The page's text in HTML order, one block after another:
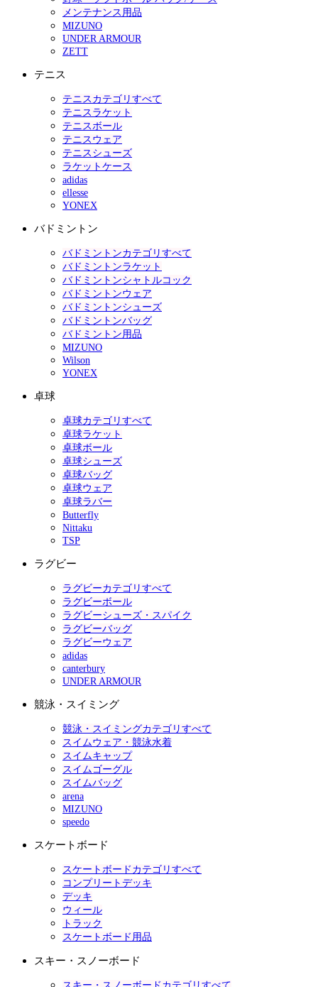
メンテナンス用品
MIZUNO
UNDER ARMOUR
ZETT
テニス
テニスカテゴリすべて
テニスラケット
テニスボール
テニスウェア
テニスシューズ
ラケットケース
adidas
ellesse
YONEX
バドミントン
バドミントンカテゴリすべて
バドミントンラケット
バドミントンシャトルコック
バドミントンウェア
バドミントンシューズ
バドミントンバッグ
バドミントン用品
MIZUNO
Wilson
YONEX
卓球
卓球カテゴリすべて
卓球ラケット
卓球ボール
卓球シューズ
卓球バッグ
卓球ウェア
卓球ラバー
Butterfly
Nittaku
TSP
ラグビー
ラグビーカテゴリすべて
ラグビーボール
ラグビーシューズ・スパイク
ラグビーバッグ
ラグビーウェア
adidas
canterbury
UNDER ARMOUR
競泳・スイミング
競泳・スイミングカテゴリすべて
スイムウェア・競泳水着
スイムキャップ
スイムゴーグル
スイムバッグ
arena
MIZUNO
speedo
スケートボード
スケートボードカテゴリすべて
コンプリートデッキ
デッキ
ウィール
トラック
スケートボード用品
スキー・スノーボード